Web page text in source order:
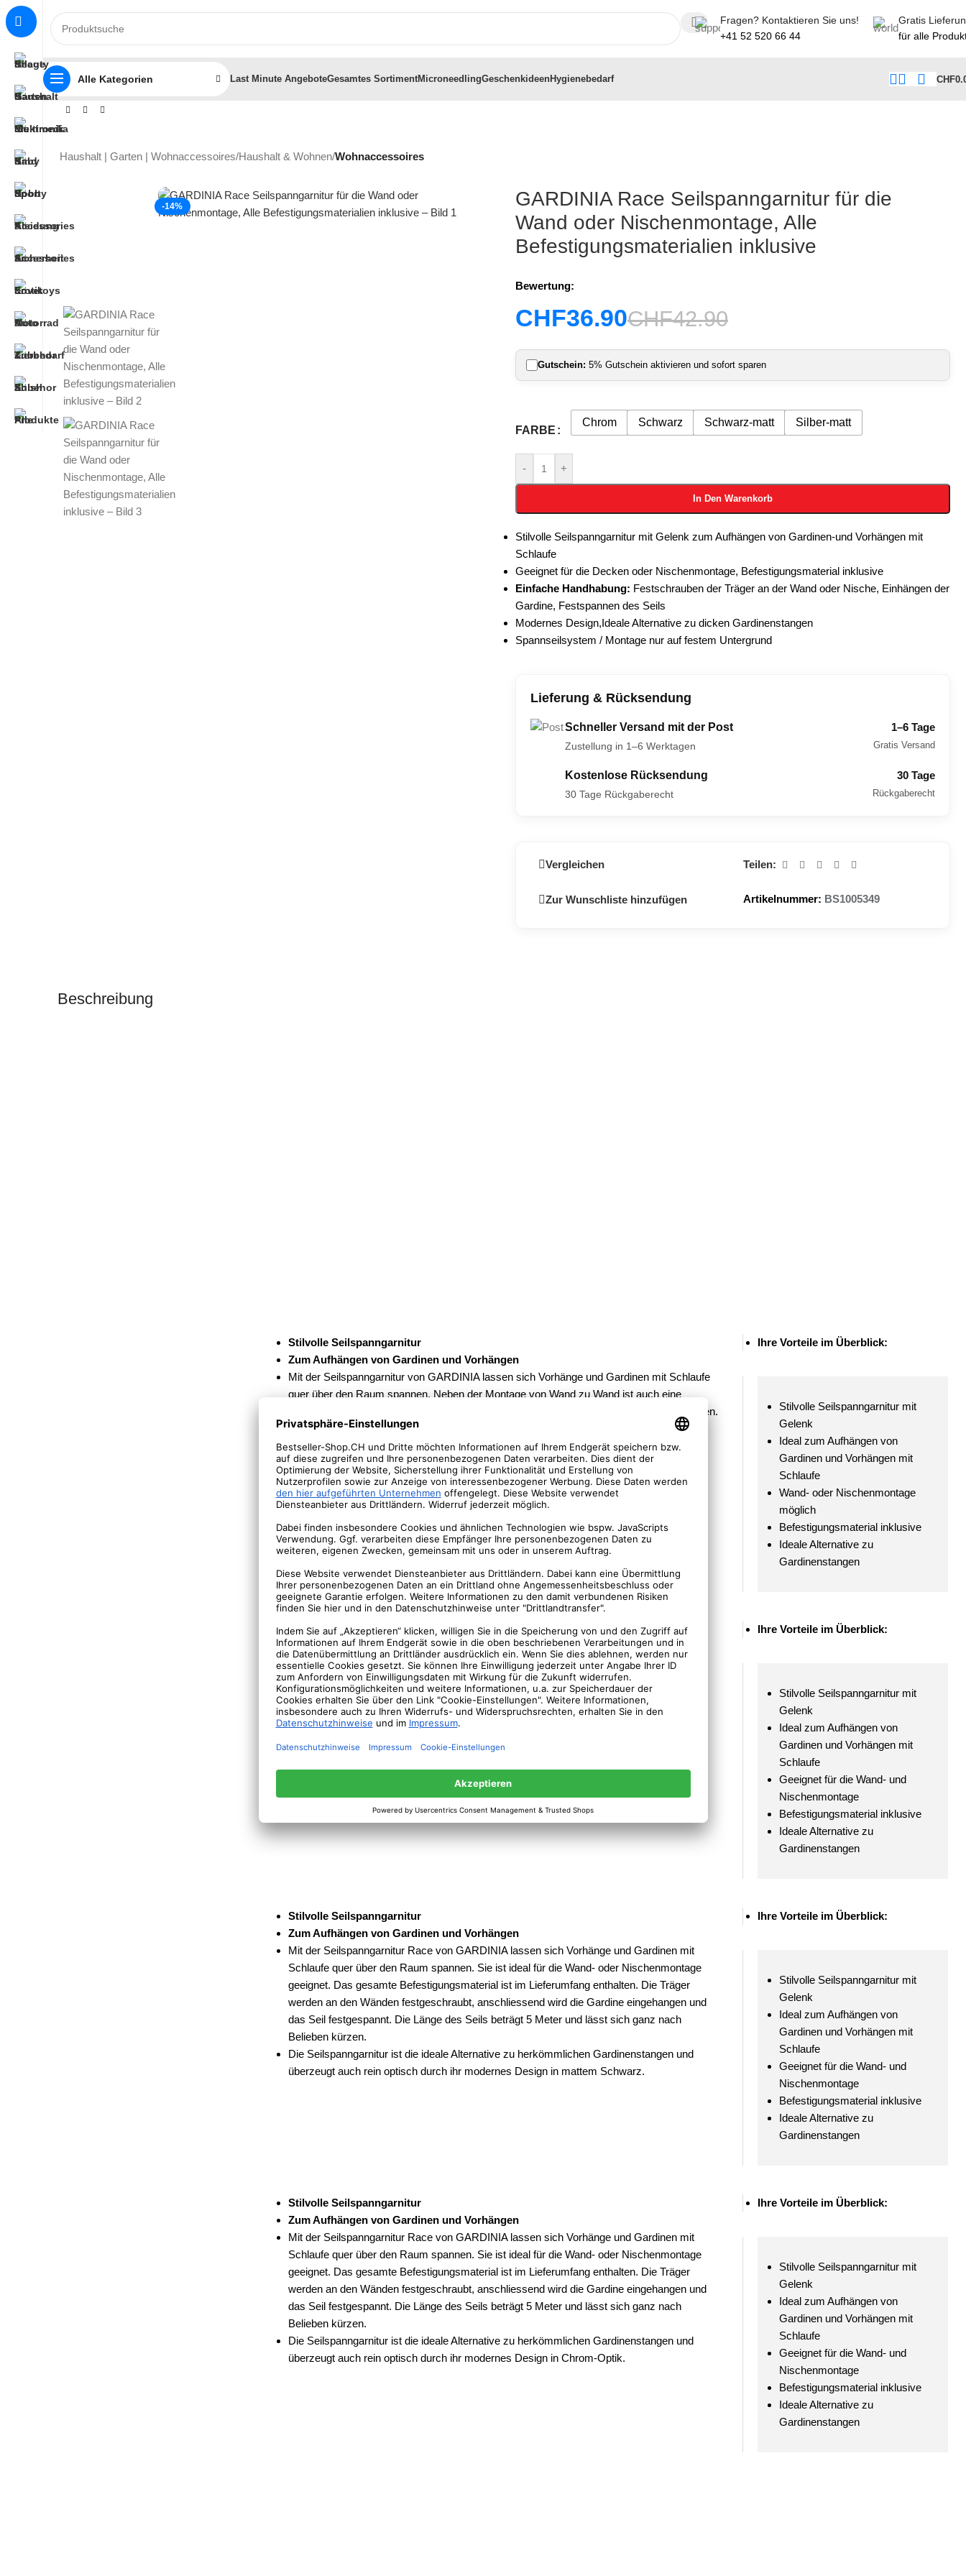
Fragen? Kontaktieren Sie uns!
+41 52 520 66 44
Gratis
für alle
Alle Kategorien Last Minute AngeboteGesamtes SortimentMicroneedlingGeschenkideenHygienebedarf CHF
Haushalt | Garten | Wohnaccessoires/Haushalt & Wohnen/Wohnaccessoires
-14%
GARDINIA Race Seilspanngarnitur für die
Wand oder Nischenmontage, Alle
Befestigungsmaterialien inklusive
Bewertung:
CHF36.90CHF42.90
Gutschein: 5% Gutschein aktivieren und sofort sparen
FARBE
Chrom Schwarz Schwarz-matt Silber-matt
- +
In Den Warenkorb
Stilvolle Seilspanngarnitur mit Gelenk zum Aufhängen von Gardinen-und Vorhängen mit
Schlaufe
Geeignet für die Decken oder Nischenmontage, Befestigungsmaterial inklusive
Einfache Handhabung: Festschrauben der Träger an der Wand oder Nische, Einhängen der
Gardine, Festspannen des Seils
Modernes Design,Ideale Alternative zu dicken Gardinenstangen
Spannseilsystem / Montage nur auf festem Untergrund
Lieferung & Rücksendung
Schneller Versand mit der Post
Zustellung in 1–6 Werktagen
1–6 Tage
Gratis Versand
Kostenlose Rücksendung
30 Tage Rückgaberecht
30 Tage
Rückgaberecht
Vergleichen
Zur Wunschliste hinzufügen
Teilen:
Artikelnummer: BS1005349
Beschreibung
Stilvolle Seilspanngarnitur
Zum Aufhängen von Gardinen und Vorhängen
Mit der Seilspanngarnitur von GARDINIA lassen sich Vorhänge und Gardinen mit Schlaufe
quer über den Raum spannen. Neben der Montage von Wand zu Wand ist auch eine
Nischenmontage möglich. Das gesamte Befestigungsmaterial ist im Lieferumfang enthalten.
Die Träger werden an der Wand festgeschraubt, anschliessend wird die Gardine
eingehangen und das Seil festgespannt.
Die Seilspanngarnitur ist die ideale alternative zu herkömmlichen Gardinenstangen und
überzeugt auch rein optisch durch ihr modernes Design.
Ihre Vorteile im Überblick:
Stilvolle Seilspanngarnitur mit
Gelenk
Ideal zum Aufhängen von
Gardinen und Vorhängen mit
Schlaufe
Wand- oder Nischenmontage
möglich
Befestigungsmaterial inklusive
Ideale Alternative zu
Gardinenstangen
Stilvolle Seilspanngarnitur
Zum Aufhängen von Gardinen und Vorhängen
Mit der Seilspanngarnitur Race von GARDINIA lassen sich Vorhänge und Gardinen mit
Schlaufe quer über den Raum spannen. Sie ist ideal für die Wand- oder Nischenmontage
geeignet. Das gesamte Befestigungsmaterial ist im Lieferumfang enthalten. Die Träger
werden an den Wänden festgeschraubt, anschliessend wird die Gardine eingehangen und
das Seil festgespannt. Die Länge des Seils beträgt 5 Meter und lässt sich ganz nach
Belieben kürzen.Die Seilspanngarnitur ist die ideale Alternative zu herkömmlichen
Gardinenstangen und überzeugt auch rein optisch durch ihr modernes Design in mattem
Ihre Vorteile im Überblick:
Stilvolle Seilspanngarnitur mit
Gelenk
Ideal zum Aufhängen von
Gardinen und Vorhängen mit
Schlaufe
Geeignet für die Wand- und
Nischenmontage
Befestigungsmaterial inklusive
Ideale Alternative zu
Gardinenstangen
Stilvolle Seilspanngarnitur
Zum Aufhängen von Gardinen und Vorhängen
Mit der Seilspanngarnitur Race von GARDINIA lassen sich Vorhänge und Gardinen mit
Schlaufe quer über den Raum spannen. Sie ist ideal für die Wand- oder Nischenmontage
geeignet. Das gesamte Befestigungsmaterial ist im Lieferumfang enthalten. Die Träger
werden an den Wänden festgeschraubt, anschliessend wird die Gardine eingehangen und
das Seil festgespannt. Die Länge des Seils beträgt 5 Meter und lässt sich ganz nach
Belieben kürzen.
Die Seilspanngarnitur ist die ideale Alternative zu herkömmlichen Gardinenstangen und
überzeugt auch rein optisch durch ihr modernes Design in mattem Schwarz.
Ihre Vorteile im Überblick:
Stilvolle Seilspanngarnitur mit
Gelenk
Ideal zum Aufhängen von
Gardinen und Vorhängen mit
Schlaufe
Geeignet für die Wand- und
Nischenmontage
Befestigungsmaterial inklusive
Ideale Alternative zu
Gardinenstangen
Stilvolle Seilspanngarnitur
Zum Aufhängen von Gardinen und Vorhängen
Mit der Seilspanngarnitur Race von GARDINIA lassen sich Vorhänge und Gardinen mit
Schlaufe quer über den Raum spannen. Sie ist ideal für die Wand- oder Nischenmontage
geeignet. Das gesamte Befestigungsmaterial ist im Lieferumfang enthalten. Die Träger
werden an den Wänden festgeschraubt, anschliessend wird die Gardine eingehangen und
das Seil festgespannt. Die Länge des Seils beträgt 5 Meter und lässt sich ganz nach
Belieben kürzen.
Die Seilspanngarnitur ist die ideale Alternative zu herkömmlichen Gardinenstangen und
überzeugt auch rein optisch durch ihr modernes Design in Chrom-Optik.
Ihre Vorteile im Überblick:
Stilvolle Seilspanngarnitur mit
Gelenk
Ideal zum Aufhängen von
Gardinen und Vorhängen mit
Schlaufe
Geeignet für die Wand- und
Nischenmontage
Befestigungsmaterial inklusive
Ideale Alternative zu
Gardinenstangen